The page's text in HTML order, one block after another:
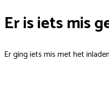
Er is iets mis
Er ging iets mis met het